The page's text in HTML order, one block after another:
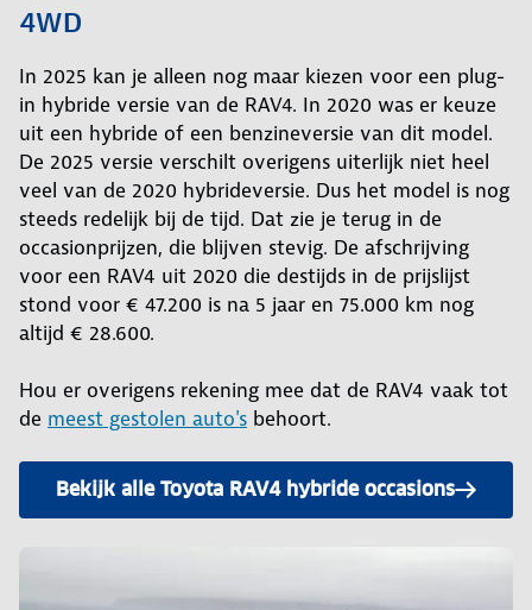
4WD
In 2025 kan je alleen nog maar kiezen voor een plug-
in hybride versie van de RAV4. In 2020 was er keuze
uit een hybride of een benzineversie van dit model.
De 2025 versie verschilt overigens uiterlijk niet heel
veel van de 2020 hybrideversie. Dus het model is nog
steeds redelijk bij de tijd. Dat zie je terug in de
occasionprijzen, die blijven stevig. De afschrijving
voor een RAV4 uit 2020 die destijds in de prijslijst
stond voor € 47.200 is na 5 jaar en 75.000 km nog
altijd € 28.600.
Hou er overigens rekening mee dat de RAV4 vaak tot
de meest gestolen auto's behoort.
Bekijk alle Toyota RAV4 hybride occasions